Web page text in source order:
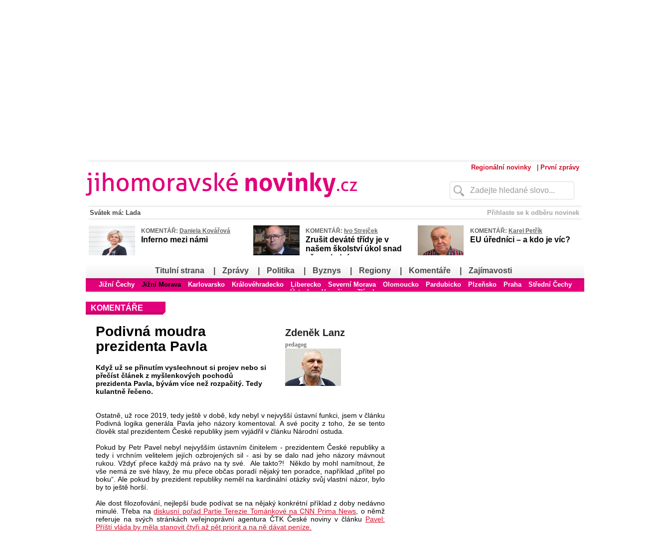
Regionální novinky První zprávy
Přihlaste se k odběru novinek
Svátek má: Lada
KOMENTÁŘ: Daniela Kovářová
Inferno mezi námi
KOMENTÁŘ: Ivo Strejček
Zrušit deváté třídy je v
našem školství úkol snad
až poslední
KOMENTÁŘ: Karel Petřík
EU úředníci – a kdo je víc?
Titulní strana Zprávy Politika Byznys Regiony Komentáře Zajímavosti
Jižní Čechy Jižní Morava Karlovarsko Královéhradecko Liberecko Severní Morava Olomoucko Pardubicko Plzeňsko Praha
Střední Čechy
Ústecko
Vysočina Zlínsko
KOMENTÁŘE
Zdeněk Lanz
pedagog
Podivná moudra
prezidenta Pavla
Když už se přinutím vyslechnout si projev nebo si
přečíst článek z myšlenkových pochodů
prezidenta Pavla, bývám více než rozpačitý. Tedy
kulantně řečeno.
Ostatně, už roce 2019, tedy ještě v době, kdy nebyl v nejvyšší ústavní funkci, jsem v článku
Podivná logika generála Pavla jeho názory komentoval. A své pocity z toho, že se tento
člověk stal prezidentem České republiky jsem vyjádřil v článku Národní ostuda.
Pokud by Petr Pavel nebyl nejvyšším ústavním činitelem - prezidentem České republiky a
tedy i vrchním velitelem jejích ozbrojených sil - asi by se dalo nad jeho názory mávnout
rukou. Vždyť přece každý má právo na ty své. Ale takto?! Někdo by mohl namítnout, že
vše nemá ze své hlavy, že mu přece občas poradí nějaký ten poradce, například „přítel po
boku“. Ale pokud by prezident republiky neměl na kardinální otázky svůj vlastní názor, bylo
by to ještě horší.
Ale dost filozofování, nejlepší bude podívat se na nějaký konkrétní příklad z doby nedávno
minulé. Třeba nadiskusní pořad Partie Terezie Tománkové na CNN Prima News , o němž
referuje na svých stránkách veřejnoprávní agentura ČTK České noviny v článku Pavel:
Příští vláda by měla stanovit čtyři až pět priorit a na ně dávat peníze.